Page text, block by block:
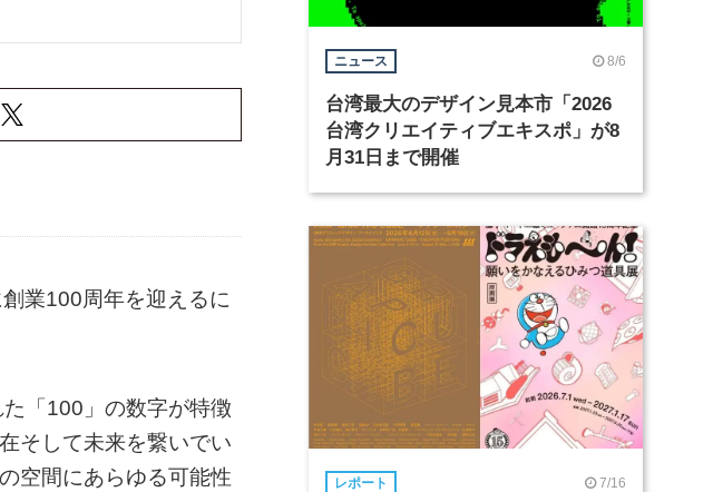
業100周年を迎えるに
「100」の数字が特徴
そして未来を繋いでい
空間にあらゆる可能性
ニュース 8/6
台湾最大のデザイン見本市「2026
台湾クリエイティブエキスポ」が8
月31日まで開催
レポート 7/16